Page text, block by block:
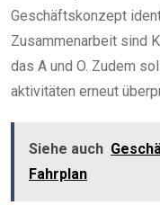
Geschäftskonzept
Zusammenarbeit sind
das A und O. Zudem
aktivitäten erneut
Siehe auch
Fahrplan